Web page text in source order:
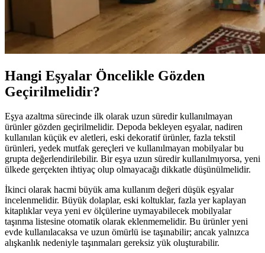
Hangi Eşyalar Öncelikle Gözden
Geçirilmelidir?
Eşya azaltma sürecinde ilk olarak uzun süredir kullanılmayan
ürünler gözden geçirilmelidir. Depoda bekleyen eşyalar, nadiren
kullanılan küçük ev aletleri, eski dekoratif ürünler, fazla tekstil
ürünleri, yedek mutfak gereçleri ve kullanılmayan mobilyalar bu
grupta değerlendirilebilir. Bir eşya uzun süredir kullanılmıyorsa, yeni
ülkede gerçekten ihtiyaç olup olmayacağı dikkatle düşünülmelidir.
İkinci olarak hacmi büyük ama kullanım değeri düşük eşyalar
incelenmelidir. Büyük dolaplar, eski koltuklar, fazla yer kaplayan
kitaplıklar veya yeni ev ölçülerine uymayabilecek mobilyalar
taşınma listesine otomatik olarak eklenmemelidir. Bu ürünler yeni
evde kullanılacaksa ve uzun ömürlü ise taşınabilir; ancak yalnızca
alışkanlık nedeniyle taşınmaları gereksiz yük oluşturabilir.